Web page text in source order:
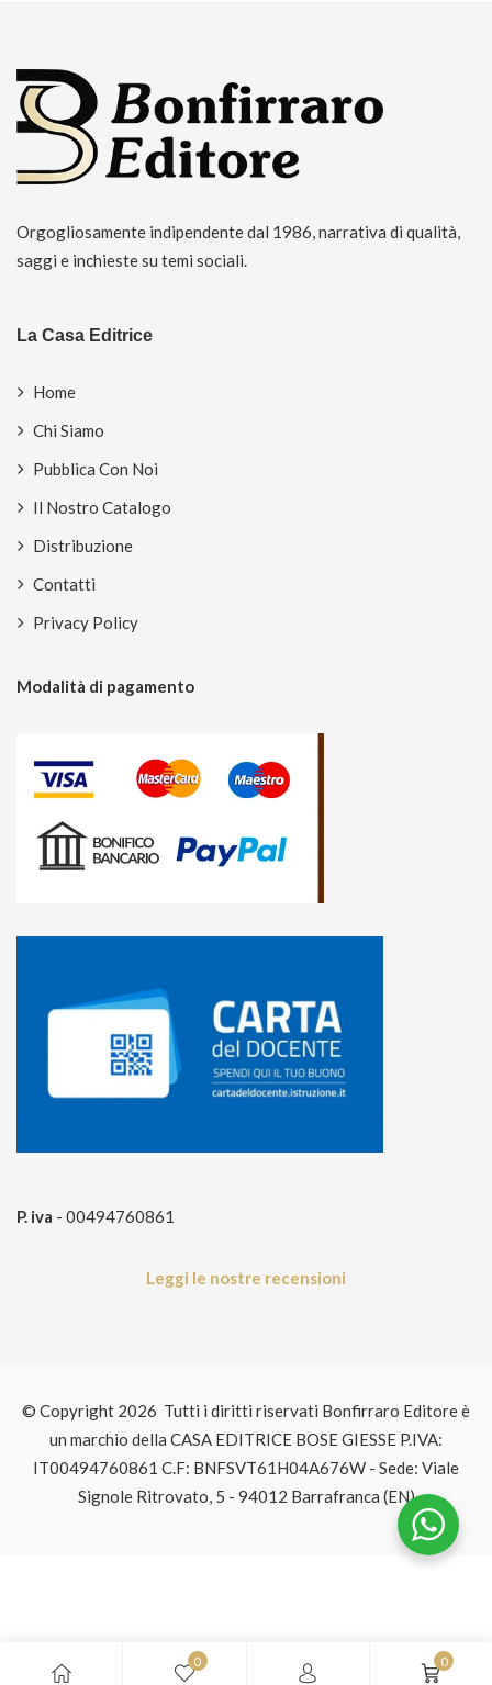
0 0
Orgogliosamente indipendente dal 1986, narrativa di qualità,
saggi e inchieste su temi sociali.
La Casa Editrice
Home
Chi Siamo
Pubblica Con Noi
Il Nostro Catalogo
Distribuzione
Contatti
Privacy Policy
Modalità di pagamento
P. iva - 00494760861
Leggi le nostre recensioni
© Copyright 2026 Tutti i diritti riservati Bonfirraro Editore è
un marchio della CASA EDITRICE BOSE GIESSE P.IVA:
IT00494760861 C.F: BNFSVT61H04A676W - Sede: Viale
Signole Ritrovato, 5 - 94012 Barrafranca (EN)